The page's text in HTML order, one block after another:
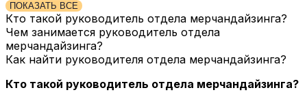
ПОКАЗАТЬ ВСЕ
Кто такой руководитель отдела мерчандайзинга?
Чем занимается руководитель отдела
мерчандайзинга?
Как найти руководителя отдела мерчандайзинга?
Кто такой руководитель отдела мерчандайзинга?